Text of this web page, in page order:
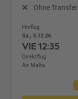
Ohne Transfer
Hinflug
Sa., 5.12.26
VIE12:35
Direktflug
Air Malta